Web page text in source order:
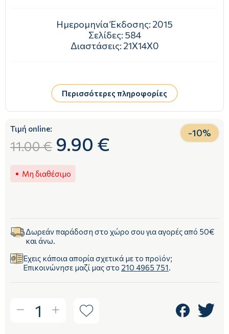
Ημερομηνία Έκδοσης: 2015
Σελίδες: 584
Διαστάσεις: 21Χ14Χ0
Περισσότερες πληροφορίες
Τιμή online:
11.00 € 9.90 € -10%
Μη διαθέσιμο
Δωρεάν παράδοση στο χώρο σου για αγορές από 50€
και άνω.
Έχεις κάποια απορία σχετικά με το προϊόν;
Επικοινώνησε μαζί μας στο 210 4965 751.
1